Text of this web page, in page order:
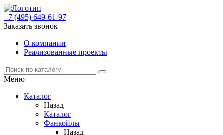
+7 (495) 649-61-97
Заказать звонок
О компании
Реализованные проекты
Меню
Каталог
Назад
Каталог
Фанкойлы
Назад